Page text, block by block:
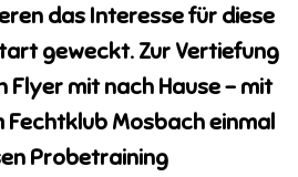
das Interesse für diese
geweckt. Zur Vertiefung
Flyer mit nach Hause – mit
Fechtklub Mosbach einmal
Probetraining